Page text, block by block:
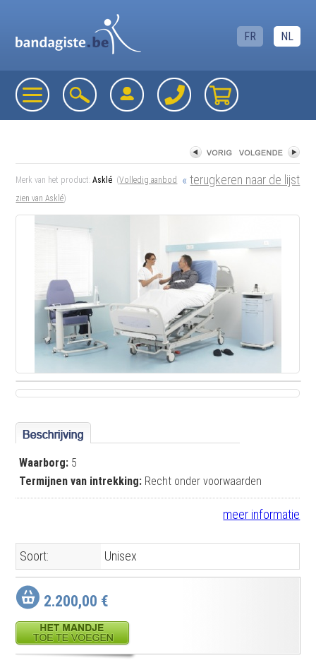
FR NL
«terugkeren naar de lijst
Merk van het product:Asklé (Volledig aanbod
zien van Asklé)
Waarborg: 5
Termijnen van intrekking: Recht onder voorwaarden
meer informatie
Soort: Unisex
2.200,00 €